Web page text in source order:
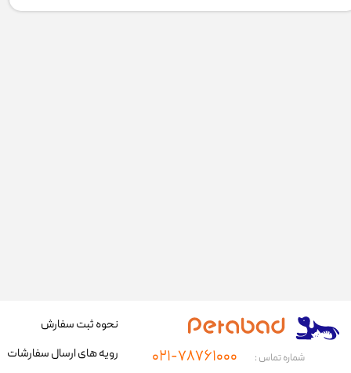
شماره تماس : ۰۲۱-۷۸۷۶۱۰۰۰
نحوه ثبت سفارش
رویه های ارسال سفارشات